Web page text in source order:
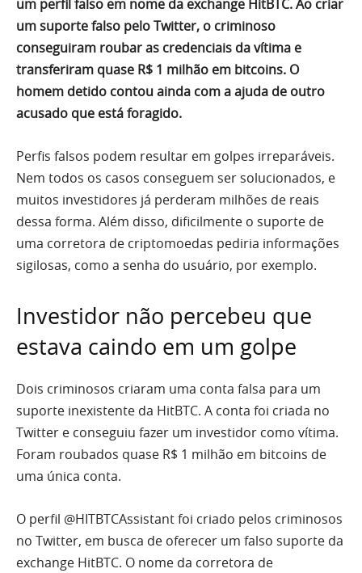
um perfil falso em nome da exchange HitBTC. Ao criar
um suporte falso pelo Twitter, o criminoso
conseguiram roubar as credenciais da vítima e
transferiram quase R$ 1 milhão em bitcoins. O
homem detido contou ainda com a ajuda de outro
acusado que está foragido.
Perfis falsos podem resultar em golpes irreparáveis.
Nem todos os casos conseguem ser solucionados, e
muitos investidores já perderam milhões de reais
dessa forma. Além disso, dificilmente o suporte de
uma corretora de criptomoedas pediria informações
sigilosas, como a senha do usuário, por exemplo.
Investidor não percebeu que
estava caindo em um golpe
Dois criminosos criaram uma conta falsa para um
suporte inexistente da HitBTC. A conta foi criada no
Twitter e conseguiu fazer um investidor como vítima.
Foram roubados quase R$ 1 milhão em bitcoins de
uma única conta.
O perfil @HITBTCAssistant foi criado pelos criminosos
no Twitter, em busca de oferecer um falso suporte da
exchange HitBTC. O nome da corretora de